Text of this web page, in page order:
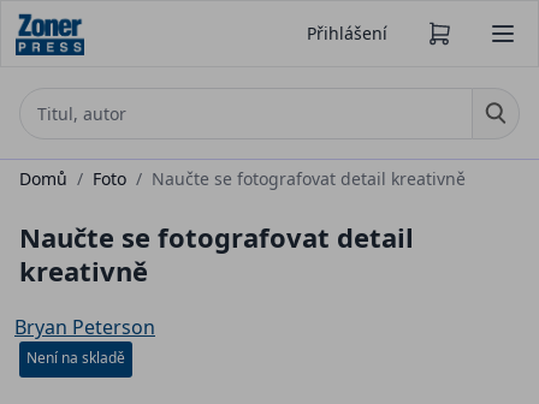
Přihlášení
Domů / Foto / Naučte se fotografovat detail kreativně
Naučte se fotografovat detail
kreativně
Bryan Peterson
Není na skladě